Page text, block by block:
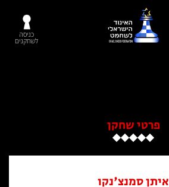
כניסה
לשחקנים
פרטי שחקן
איתן סמנצ'נקו